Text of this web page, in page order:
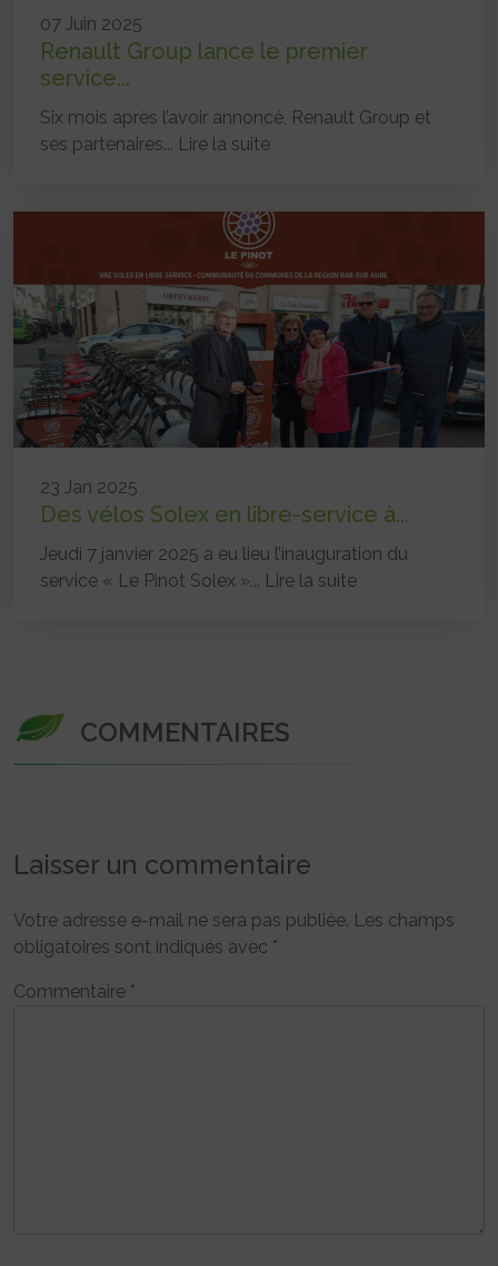
07 Juin 2025
Renault Group lance le premier
service...
Six mois après l’avoir annoncé, Renault Group et
ses partenaires... Lire la suite
23 Jan 2025
Des vélos Solex en libre-service à...
Jeudi 7 janvier 2025 a eu lieu l’inauguration du
service « Le Pinot Solex »... Lire la suite
COMMENTAIRES
Laisser un commentaire
Votre adresse e-mail ne sera pas publiée. Les champs
obligatoires sont indiqués avec *
Commentaire *